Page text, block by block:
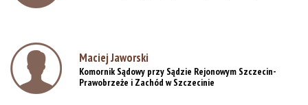
Maciej Jaworski
Komornik Sądowy przy Sądzie Rejonowym Szczecin-
Prawobrzeże i Zachód w Szczecinie